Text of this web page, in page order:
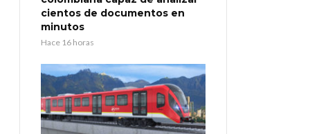
cientos de documentos en
minutos
Hace 16 horas